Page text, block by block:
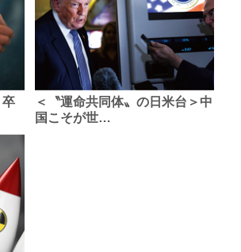
卒
＜〝運命共同体〟の日米台＞中
国こそが世…